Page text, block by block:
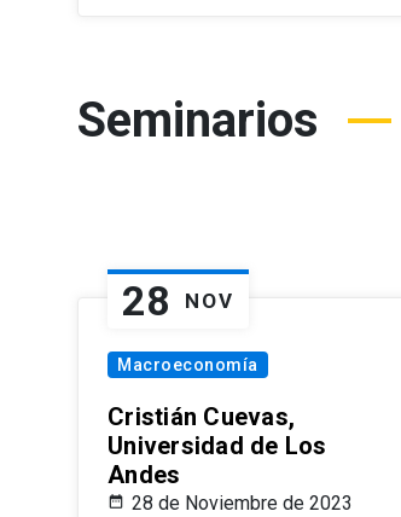
Seminarios
28 NOV
Macroeconomía
Cristián Cuevas,
Universidad de Los
Andes
28 de Noviembre de 2023